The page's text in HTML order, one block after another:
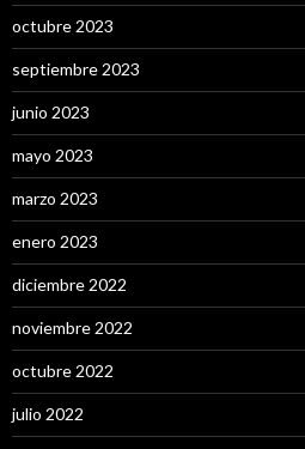
octubre 2023
septiembre 2023
junio 2023
mayo 2023
marzo 2023
enero 2023
diciembre 2022
noviembre 2022
octubre 2022
julio 2022